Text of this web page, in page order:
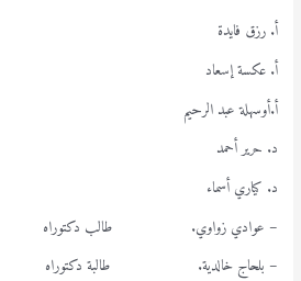
أ. رزق فايدة
أ. عكسة إسعاد
أ.أوسهلة عبد الرحيم
د. حرير أحمد
د. كياري أسماء
– عوادي زواوي. طالب دكتوراه
– بلحاج خالدية. طالبة دكتوراه